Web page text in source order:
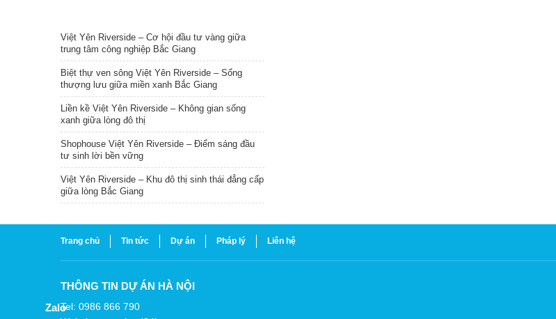
Việt Yên Riverside – Cơ hội đầu tư vàng giữa
trung tâm công nghiệp Bắc Giang
Biệt thự ven sông Việt Yên Riverside – Sống
thượng lưu giữa miền xanh Bắc Giang
Liền kề Việt Yên Riverside – Không gian sống
xanh giữa lòng đô thị
Shophouse Việt Yên Riverside – Điểm sáng đầu
tư sinh lời bền vững
Việt Yên Riverside – Khu đô thị sinh thái đẳng cấp
giữa lòng Bắc Giang
Trang chủ Tin tức Dự án Pháp lý Liên hệ
THÔNG TIN DỰ ÁN HÀ NỘI
Tel: 0986 866 790
Zalo